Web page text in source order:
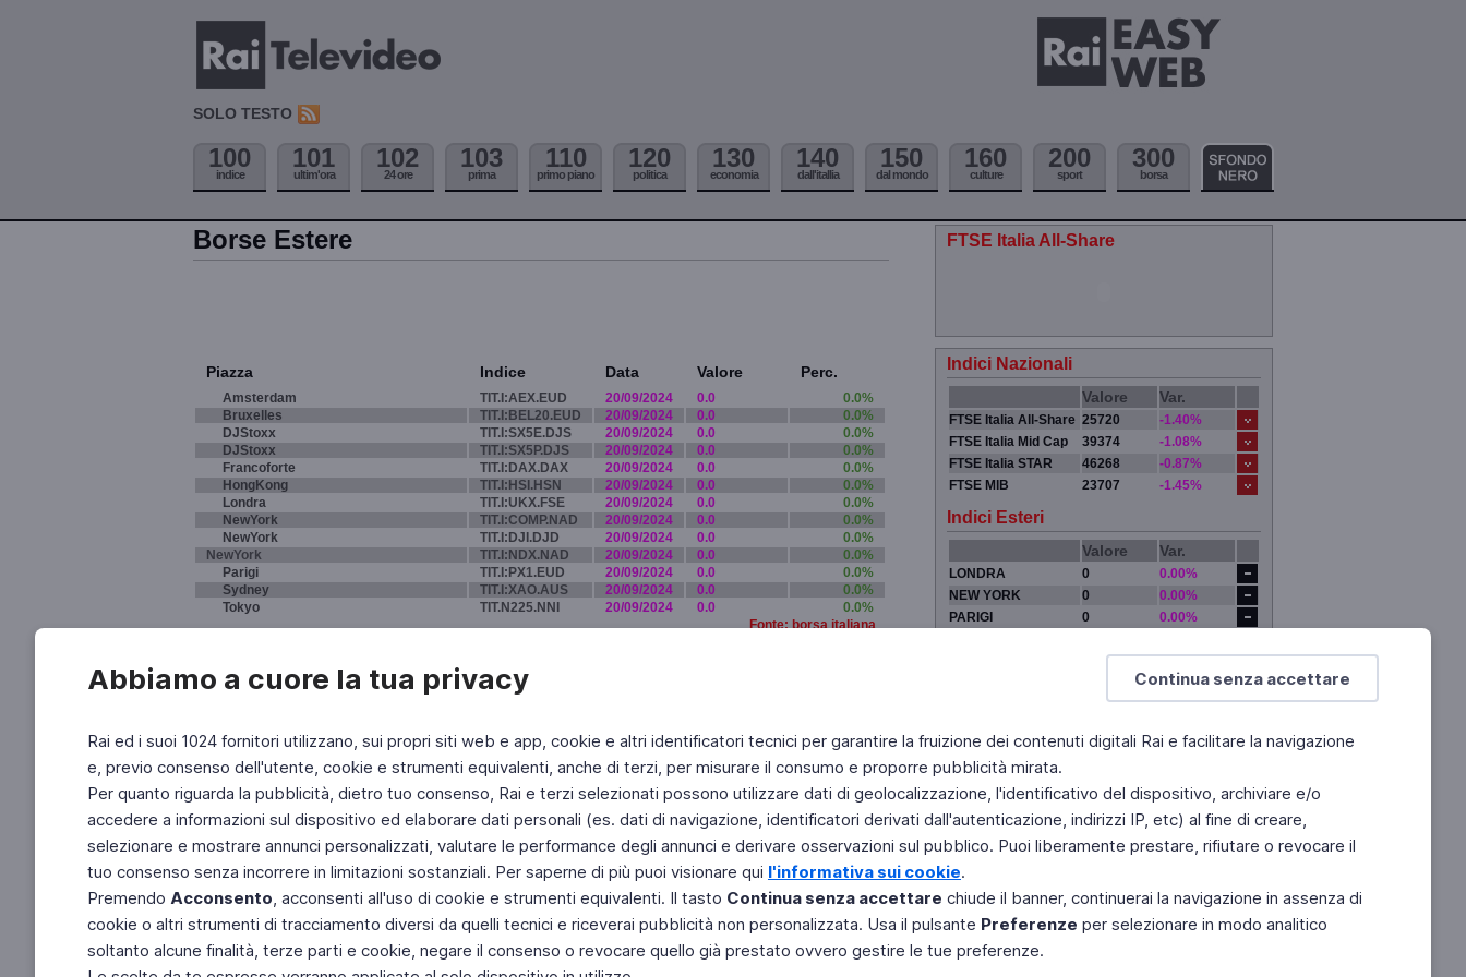
Continua senza accettare
Abbiamo a cuore la tua privacy
Rai ed i suoi 1024 fornitori utilizzano, sui propri siti web e app, cookie e altri identificatori tecnici per garantire la fruizione dei contenuti digitali Rai e facilitare la navigazione
e, previo consenso dell'utente, cookie e strumenti equivalenti, anche di terzi, per misurare il consumo e proporre pubblicità mirata.
Per quanto riguarda la pubblicità, dietro tuo consenso, Rai e terzi selezionati possono utilizzare dati di geolocalizzazione, l'identificativo del dispositivo, archiviare e/o
accedere a informazioni sul dispositivo ed elaborare dati personali (es. dati di navigazione, identificatori derivati dall'autenticazione, indirizzi IP, etc) al fine di creare,
selezionare e mostrare annunci personalizzati, valutare le performance degli annunci e derivare osservazioni sul pubblico. Puoi liberamente prestare, rifiutare o revocare il
tuo consenso senza incorrere in limitazioni sostanziali. Per saperne di più puoi visionare qui l'informativa sui cookie.
Premendo Acconsento, acconsenti all'uso di cookie e strumenti equivalenti. Il tasto Continua senza accettare chiude il banner, continuerai la navigazione in assenza di
cookie o altri strumenti di tracciamento diversi da quelli tecnici e riceverai pubblicità non personalizzata. Usa il pulsante Preferenze per selezionare in modo analitico
soltanto alcune finalità, terze parti e cookie, negare il consenso o revocare quello già prestato ovvero gestire le tue preferenze.
SOLO TESTO
100
indice
101
ultim'ora
102
24 ore
103
prima
110
primo piano
120
politica
130
economia
140
dall'itallia
150
dal mondo
160
culture
200
sport
300
borsa
Borse Estere
Piazza Indice Data Valore Perc.
Amsterdam TIT.I:AEX.EUD 20/09/2024 0.0
0.0%
Bruxelles
TIT.I:BEL20.EUD 20/09/2024 0.0
0.0%
DJStoxx
TIT.I:SX5E.DJS 20/09/2024 0.0
0.0%
DJStoxx
TIT.I:SX5P.DJS 20/09/2024 0.0
0.0%
Francoforte
TIT.I:DAX.DAX 20/09/2024 0.0
0.0%
HongKong
TIT.I:HSI.HSN 20/09/2024 0.0
0.0%
Londra
TIT.I:UKX.FSE 20/09/2024 0.0
0.0%
NewYork
TIT.I:COMP.NAD 20/09/2024 0.0
0.0%
NewYork
TIT.I:DJI.DJD 20/09/2024 0.0
0.0%
NewYork
TIT.I:NDX.NAD 20/09/2024 0.0
0.0%
Parigi
TIT.I:PX1.EUD 20/09/2024 0.0
0.0%
Sydney
TIT.I:XAO.AUS 20/09/2024 0.0
0.0%
Tokyo
TIT.N225.NNI 20/09/2024 0.0
0.0%
Fonte: borsa italiana
FTSE Italia All-Share
Indici Nazionali
Valore Var.
FTSE Italia All-Share 25720
-1.40%
FTSE Italia Mid Cap
39374
-1.08%
FTSE Italia STAR
46268
-0.87%
FTSE MIB
23707 -1.45%
Indici Esteri
Valore Var.
LONDRA 0
0.00%
NEW YORK
0
0.00%
PARIGI
0
0.00%
Fai di Televideo la tua Home Page Chi Siamo
Copyright © 2011 Rai - Tutti i diritti riservati
Engineered by RAI - Reti e Piattaforme